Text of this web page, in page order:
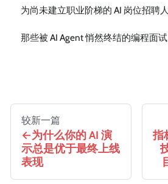
为尚未建立职业阶梯的 AI 岗位招聘
那些被 AI Agent 悄然终结的编程面试
较新一篇
为什么你的 AI 演
示总是优于最终上线
表现
指